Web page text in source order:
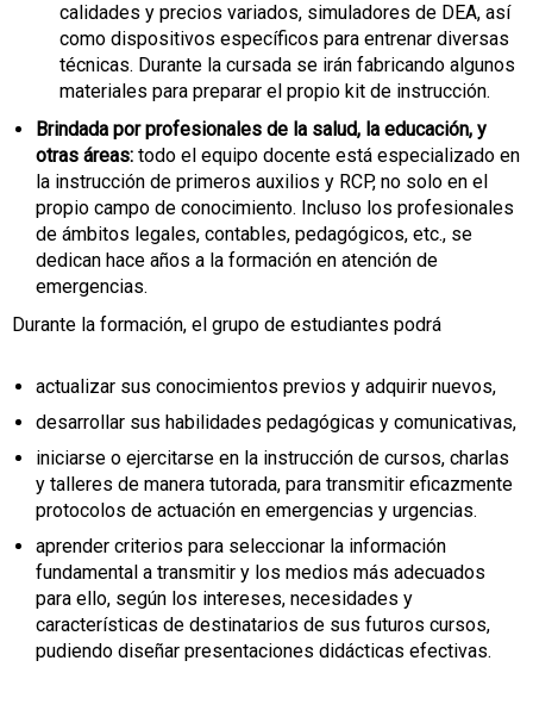
calidades y precios variados, simuladores de DEA, así
como dispositivos específicos para entrenar diversas
técnicas. Durante la cursada se irán fabricando algunos
materiales para preparar el propio kit de instrucción.
Brindada por profesionales de la salud, la educación, y
otras áreas: todo el equipo docente está especializado en
la instrucción de primeros auxilios y RCP, no solo en el
propio campo de conocimiento. Incluso los profesionales
de ámbitos legales, contables, pedagógicos, etc., se
dedican hace años a la formación en atención de
emergencias.
Durante la formación, el grupo de estudiantes podrá
actualizar sus conocimientos previos y adquirir nuevos,
desarrollar sus habilidades pedagógicas y comunicativas,
iniciarse o ejercitarse en la instrucción de cursos, charlas
y talleres de manera tutorada, para transmitir eficazmente
protocolos de actuación en emergencias y urgencias.
aprender criterios para seleccionar la información
fundamental a transmitir y los medios más adecuados
para ello, según los intereses, necesidades y
características de destinatarios de sus futuros cursos,
pudiendo diseñar presentaciones didácticas efectivas.